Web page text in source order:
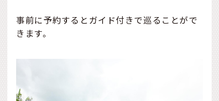
事前に予約するとガイド付きで巡ることがで
きます。